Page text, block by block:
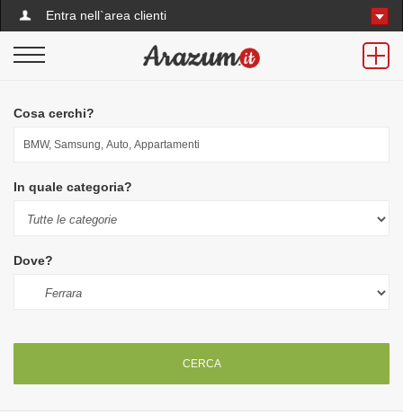
Entra nell`area clienti
Cosa cerchi?
In quale categoria?
Dove?
CERCA